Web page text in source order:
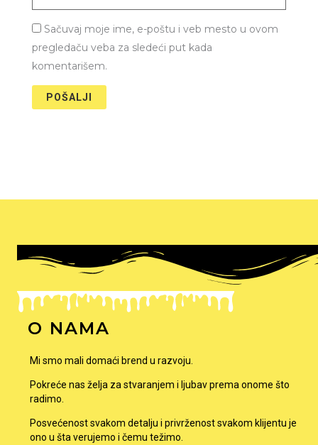
Sačuvaj moje ime, e-poštu i veb mesto u ovom
pregledaču veba za sledeći put kada
komentarišem.
O NAMA
Mi smo mali domaći brend u razvoju.
Pokreće nas želja za stvaranjem i ljubav prema onome što
radimo.
Posvećenost svakom detalju i privrženost svakom klijentu je
ono u šta verujemo i čemu težimo.